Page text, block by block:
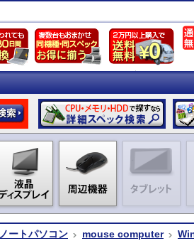
ートパソコン mouse computer